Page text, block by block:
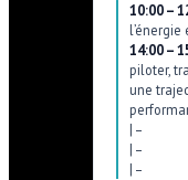
10:00 –
l’énergie
14:00 –
piloter,
une
| –
| –
| –